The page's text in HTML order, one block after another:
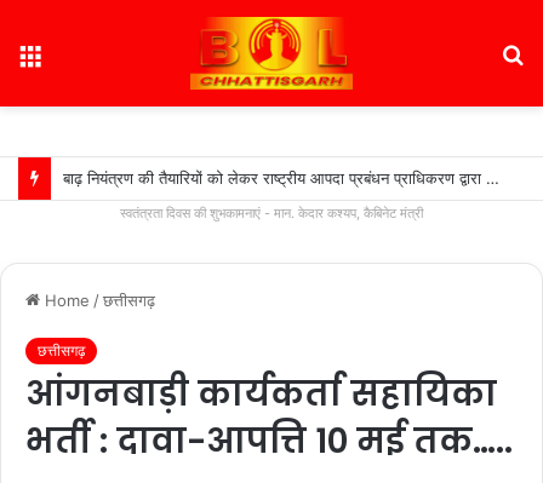
बाढ़ नियंत्रण की तैयारियों को लेकर राष्ट्रीय आपदा प्रबंधन प्राधिकरण द्वारा बाढ़ नियंत्रण को लेकर कान्फ्रेंस, प्रदेश में 18 अगस्त को टेबल टॉप और 20 अगस्त को होगी मॉक एक्सरसाइज….
स्वतंत्रता दिवस की शुभकामनाएं - मान. केदार कश्यप, कैबिनेट मंत्री
Home /छत्तीसगढ़
छत्तीसगढ़
आंगनबाड़ी कार्यकर्ता सहायिका
भर्ती : दावा-आपत्ति 10 मई तक…..